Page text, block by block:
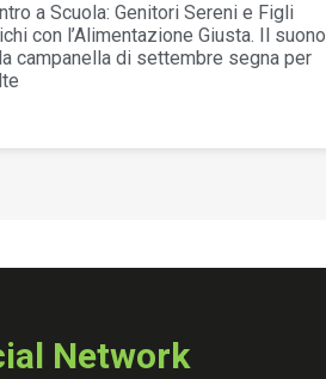
a Scuola: Genitori Sereni e Figli
con l’Alimentazione Giusta. Il suono
campanella di settembre segna per
Network